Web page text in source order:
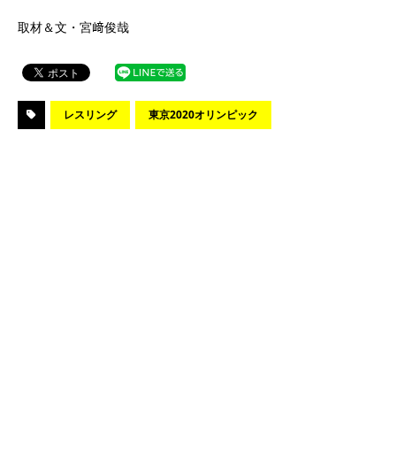
取材＆文・宮﨑俊哉
レスリング 東京2020オリンピック